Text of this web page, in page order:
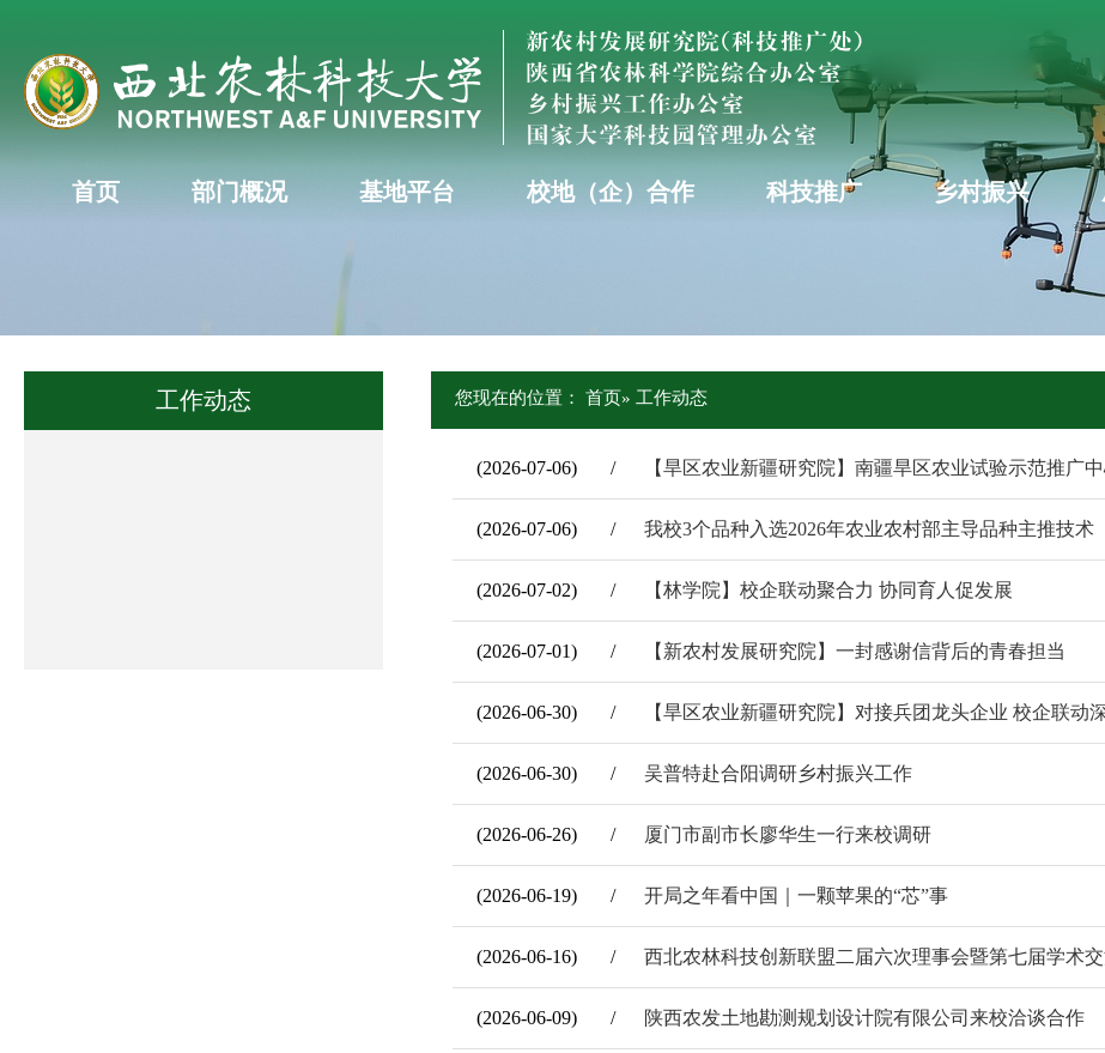
首页 部门概况 基地平台 校地（企）合作 科技推广 乡村振兴
工作动态 您现在的位置： 首页» 工作动态
(2026-07-06) / 【旱区农业新疆研究院】南疆旱区农业试验示范推广
(2026-07-06) / 我校3个品种入选2026年农业农村部主导品种主推技术
(2026-07-02) / 【林学院】校企联动聚合力 协同育人促发展
(2026-07-01) / 【新农村发展研究院】一封感谢信背后的青春担当
(2026-06-30) / 【旱区农业新疆研究院】对接兵团龙头企业 校企联动
(2026-06-30) / 吴普特赴合阳调研乡村振兴工作
(2026-06-26) / 厦门市副市长廖华生一行来校调研
(2026-06-19) / 开局之年看中国｜一颗苹果的“芯”事
(2026-06-16) / 西北农林科技创新联盟二届六次理事会暨第七届学术
(2026-06-09) / 陕西农发土地勘测规划设计院有限公司来校洽谈合作